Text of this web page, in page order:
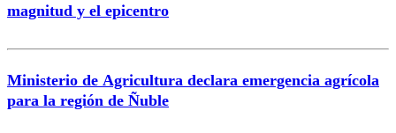
magnitud y el epicentro
Ministerio de Agricultura declara emergencia agrícola
para la región de Ñuble